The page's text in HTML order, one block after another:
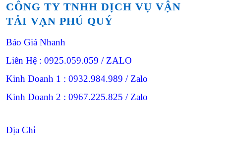
CÔNG TY TNHH DỊCH VỤ VẬN
TẢI VẠN PHÚ QUÝ
Báo Giá Nhanh
Liên Hệ : 0925.059.059 / ZALO
Kinh Doanh 1 : 0932.984.989 / Zalo
Kinh Doanh 2 : 0967.225.825 / Zalo
Địa Chỉ